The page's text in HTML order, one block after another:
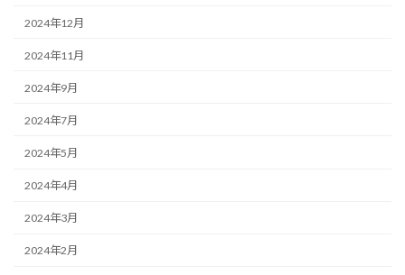
2024年12月
2024年11月
2024年9月
2024年7月
2024年5月
2024年4月
2024年3月
2024年2月